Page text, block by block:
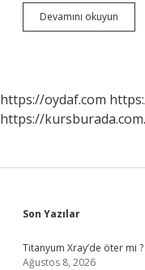
Devamını okuyun
Güreşi
https://oydaf.com
https://
Sidebar
Son Yazılar
Titanyum Xray’de öter mi ?
Ağustos 8, 2026